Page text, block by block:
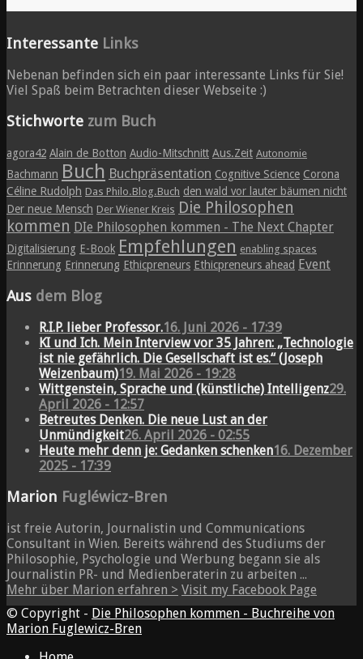
Interessante Links
Nebenan befinden sich ein paar interessante Links für Sie!
Viel Spaß beim Betrachten dieser Webseite :)
Stichworte zum Buch
agora42 Alain de Botton Audio-Mitschnitt Aus.Zeit Autonomie
Bachmann Buch Buchpräsentation Cognitive Science Corona
Céline Rudolph Das Philo.Blog.Buch den wald vor lauter bäumen nicht
Der neue Mensch Der Wiener Kreis Die Philosophen
kommen DIe Philosophen kommen - The Next Chapter
Digitalisierung E-Book Empfehlungen enabling spaces
Erinnerung Erinnerung Ethicpreneurs Ethicpreneurs ahead Event
Aus dem Blog
R.I.P. lieber Professor.16. Juni 2026 - 17:39
KI und Ich. Mein Interview vor 35 Jahren: „Technologie
ist nie gefährlich. Die Gesellschaft ist es.“ (Joseph
Weizenbaum)19. Mai 2026 - 19:28
Wittgenstein, Sprache und (künstliche) Intelligenz29.
April 2026 - 12:57
Betreutes Denken. Die neue Lust an der
Unmündigkeit26. April 2026 - 02:55
Heute mehr denn je: Gedanken schenken16. Dezember
2025 - 17:39
Marion Fugléwicz-Bren
ist freie Autorin, Journalistin und Communications
Consultant in Wien. Bereits während des Studiums der
Philosophie, Psychologie und Werbung begann sie als
Journalistin PR- und Medienberaterin zu arbeiten ...
Mehr über Marion erfahren > Visit my Facebook Page
© Copyright - Die Philosophen kommen - Buchreihe von
Marion Fuglewicz-Bren